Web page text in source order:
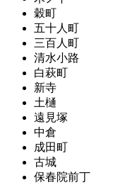
穀町
五十人町
三百人町
清水小路
白萩町
新寺
土樋
遠見塚
中倉
成田町
古城
保春院前丁